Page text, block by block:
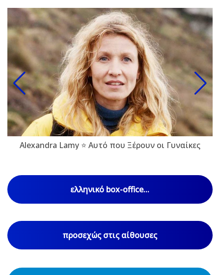
Alexandra Lamy ⭐ Αυτό που Ξέρουν οι Γυναίκες
ελληνικό box-office...
προσεχώς στις αίθουσες